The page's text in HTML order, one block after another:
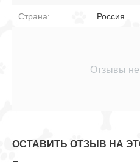
Страна: Россия
Отзывы
ОСТАВИТЬ ОТЗЫВ НА